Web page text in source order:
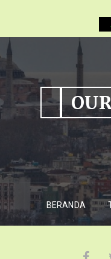
BERANDA